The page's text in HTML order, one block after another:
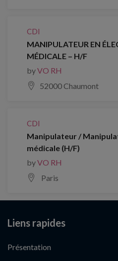
CDI
MANIPULATEUR EN
MÉDICALE – H/F
byVO RH
52000 Chaumont
CDI
Manipulateur /
médicale (H/F)
byVO RH
Paris
Liens rapides
Présentation